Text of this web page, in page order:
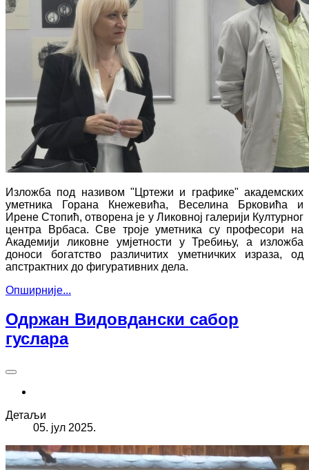
Изложба под називом "Цртежи и графике" академских
уметника Горана Кнежевића, Веселина Брковића и
Ирене Стопић, отворена је у Ликовној галерији Културног
центра Врбаса. Све троје уметника су професори на
Академији ликовне умјетности у Требињу, а изложба
доноси богатство различитих уметничких израза, од
апстрактних до фигуративних дела.
Опширније...
Одржан Видовдански сабор
гуслара
Детаљи
05. јул 2025.